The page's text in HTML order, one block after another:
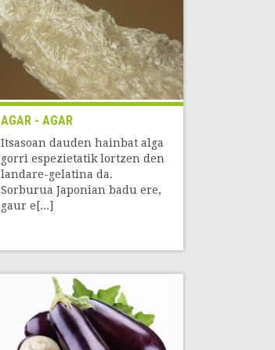
AGAR - AGAR
Itsasoan dauden hainbat alga
gorri espezietatik lortzen den
landare-gelatina da.
Sorburua Japonian badu ere,
gaur e[...]